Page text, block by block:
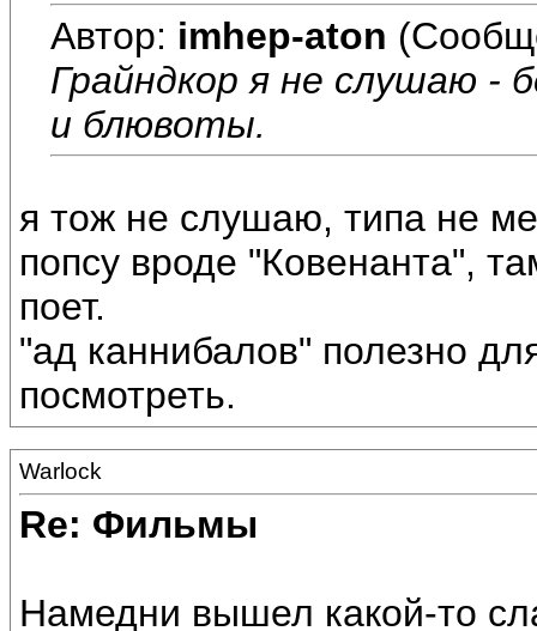
Автор: imhep-aton
Грайндкор я не слушаю -
и блювоты.
я тож не слушаю, типа не
попсу вроде "Ковенанта",
поет.
"ад каннибалов" полезно
посмотреть.
Warlock
Re: Фильмы
Намедни вышел какой-то